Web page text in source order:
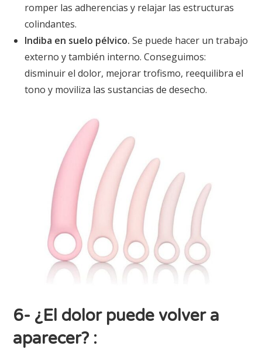
romper las adherencias y relajar las estructuras
colindantes.
Indiba en suelo pélvico. Se puede hacer un trabajo
externo y también interno. Conseguimos:
disminuir el dolor, mejorar trofismo, reequilibra el
tono y moviliza las sustancias de desecho.
6- ¿El dolor puede volver a
aparecer? :